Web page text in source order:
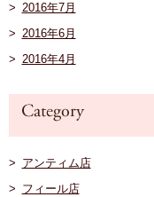
2016年7月
2016年6月
2016年4月
アンティム店
フィール店